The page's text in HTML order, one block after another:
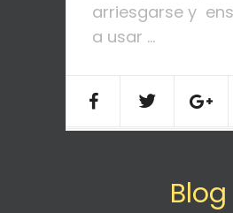
arriesgarse y
a usar ...
Blog